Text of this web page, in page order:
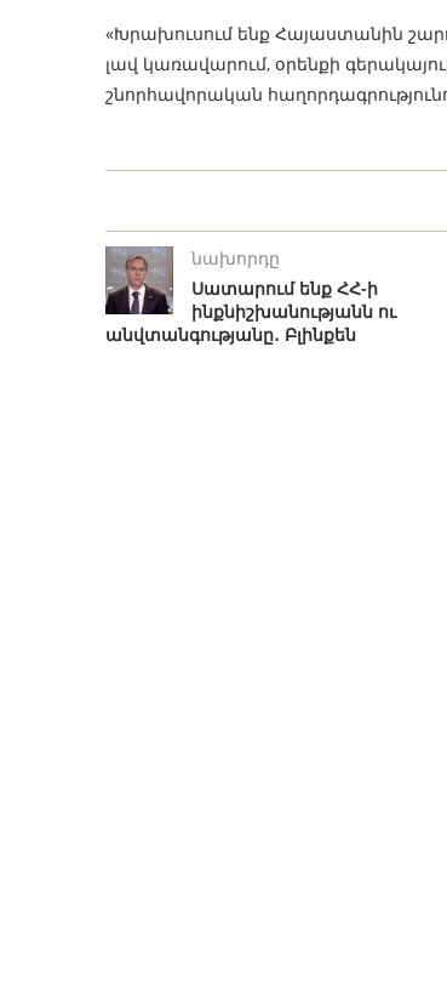
«Խրախուսում ենք Հայաստանին
լավ կառավարում, օրենքի
շնորհավորական
նախորդը
Սատարում ենք ՀՀ-ի
ինքնիշխանությանն ու
անվտանգությանը․ Բլինքեն